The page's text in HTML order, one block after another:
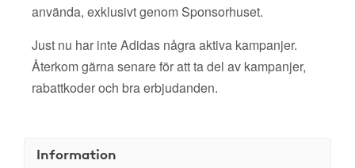
använda, exklusivt genom Sponsorhuset.
Just nu har inte Adidas några aktiva kampanjer.
Återkom gärna senare för att ta del av kampanjer,
rabattkoder och bra erbjudanden.
Information